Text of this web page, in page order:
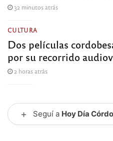
32 minutos atrás
CULTURA
Dos películas
por su recorrido
2 horas atrás
+ Seguí a Hoy Día